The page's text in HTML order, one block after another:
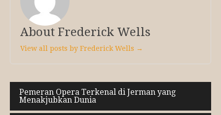
About Frederick Wells
View all posts by Frederick Wells →
Post
navigation
Pemeran Opera Terkenal di Jerman yang
Menakjubkan Dunia